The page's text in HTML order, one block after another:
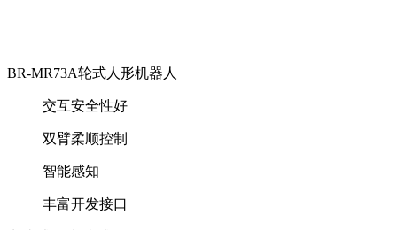
BR-MR73A轮式人形机器人
交互安全性好
双臂柔顺控制
智能感知
丰富开发接口